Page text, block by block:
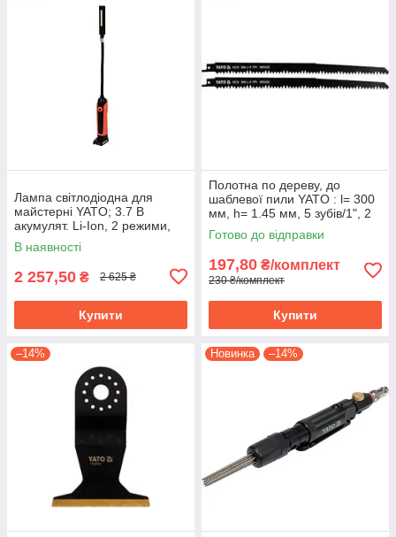
Лампа світлодіодна для
майстерні YATO; 3.7 В
акумулят. Li-Ion, 2 режими,
зарядний USB пристрій YT-
08527
В наявності
2 257,50 ₴ 2 625 ₴
Купити
Полотна по дереву, до
шаблевої пили YATO : l= 300
мм, h= 1.45 мм, 5 зубів/1", 2
шт. YT-33920
Готово до відправки
197,80 ₴/комплект
230 ₴/комплект
Купити
–14% Новинка –14%